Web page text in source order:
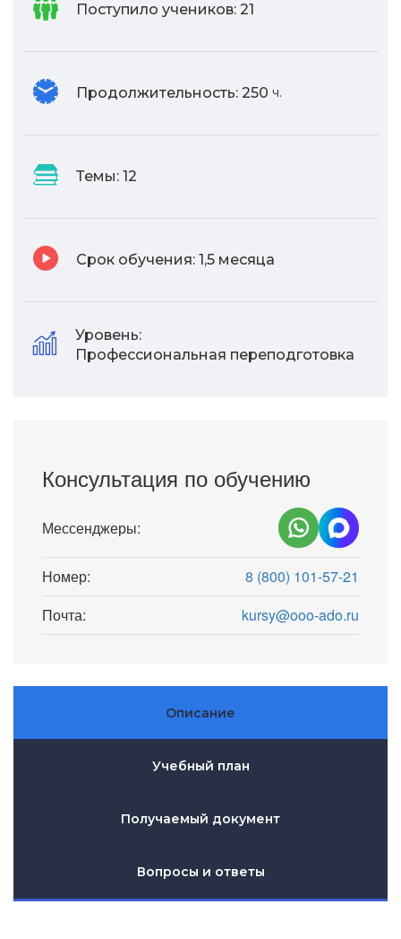
Поступило учеников: 21
Продолжительность: 250 ч.
Темы: 12
Срок обучения: 1,5 месяца
Уровень:
Профессиональная переподготовка
Консультация по обучению
Мессенджеры:
Номер:
8 (800) 101-57-21
Почта:
kursy@ooo-ado.ru
Описание
Учебный план
Получаемый документ
Вопросы и ответы